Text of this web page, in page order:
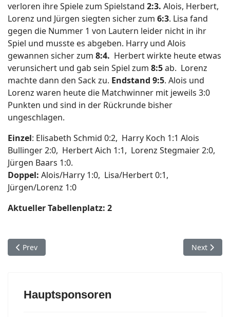
verloren ihre Spiele zum Spielstand 2:3. Alois, Herbert,
Lorenz und Jürgen siegten sicher zum 6:3. Lisa fand
gegen die Nummer 1 von Lautern leider nicht in ihr
Spiel und musste es abgeben. Harry und Alois
gewannen sicher zum 8:4. Herbert wirkte heute etwas
verunsichert und gab sein Spiel zum 8:5ab. Lorenz
machte dann den Sack zu. Endstand 9:5. Alois und
Lorenz waren heute die Matchwinner mit jeweils 3:0
Punkten und sind in der Rückrunde bisher
ungeschlagen.
Einzel: Elisabeth Schmid 0:2, Harry Koch 1:1 Alois
Bullinger 2:0, Herbert Aich 1:1, Lorenz Stegmaier 2:0,
Jürgen Baars 1:0.
Doppel: Alois/Harry 1:0, Lisa/Herbert 0:1,
Jürgen/Lorenz 1:0
Aktueller Tabellenplatz: 2
Previous article: TT-Punktspiel 27.01.2024 Hussenhofen -
Prev Next
Next
Hauptsponsoren